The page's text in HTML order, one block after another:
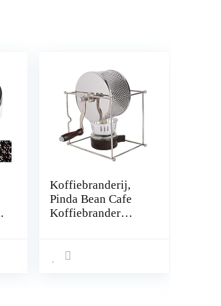
Koffiebranderij,
Pinda Bean Cafe
Koffiebrander
Roosteren